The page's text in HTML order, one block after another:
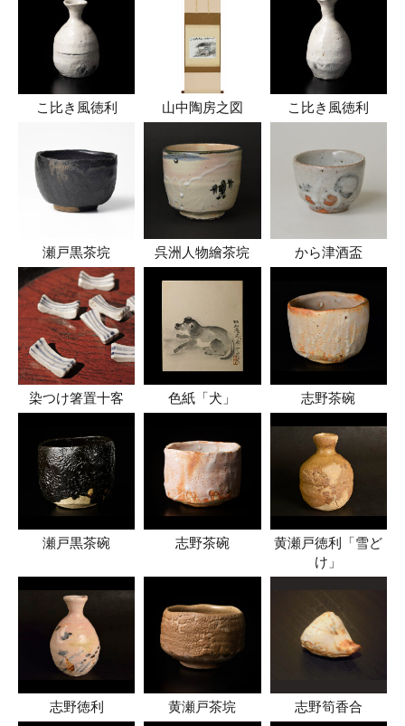
こ比き風徳利 山中陶房之図 こ比き風徳利
瀬戸黒茶垸 呉洲人物繪茶垸 から津酒盃
染つけ箸置十客 色紙「犬」 志野茶碗
瀬戸黒茶碗 志野茶碗
黄瀬戸徳利「雪ど
け」
志野徳利 黄瀬戸茶垸 志野筍香合